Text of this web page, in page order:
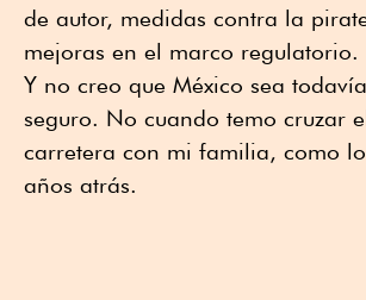
de autor, medidas contra la
mejoras en el marco regulatorio.
Y no creo que México sea
seguro. No cuando temo cruzar
carretera con mi familia, como
años atrás.